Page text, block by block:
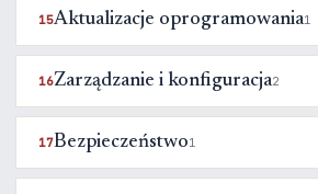
15Aktualizacje oprogramowania1
16Zarządzanie i konfiguracja2
17Bezpieczeństwo1